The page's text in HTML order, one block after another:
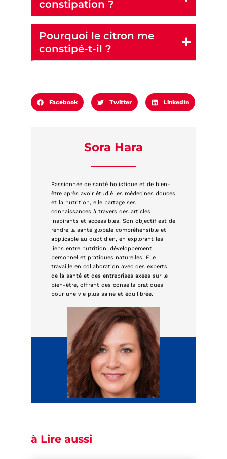
constipation ?
Pourquoi le citron me
constipé-t-il ?
Facebook Twitter LinkedIn
Sora Hara
Passionnée de santé holistique et de bien-
être après avoir étudié les médecines douces
et la nutrition, elle partage ses
connaissances à travers des articles
inspirants et accessibles. Son objectif est de
rendre la santé globale compréhensible et
applicable au quotidien, en explorant les
liens entre nutrition, développement
personnel et pratiques naturelles. Elle
travaille en collaboration avec des experts
de la santé et des entreprises axées sur le
bien-être, offrant des conseils pratiques
pour une vie plus saine et équilibrée.
à Lire aussi